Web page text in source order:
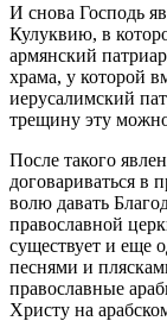
И снова Господь
Кулуквию, в
армянский
храма, у которой
иерусалимский
трещину эту
После такого
договариваться в
волю давать
православной
существует и еще
песнями и
православные
Христу на